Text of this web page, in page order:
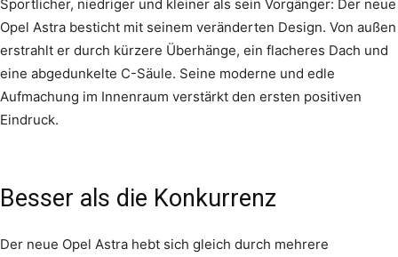
Sportlicher, niedriger und kleiner als sein Vorgänger: Der neue
Opel Astra besticht mit seinem veränderten Design. Von außen
erstrahlt er durch kürzere Überhänge, ein flacheres Dach und
eine abgedunkelte C-Säule. Seine moderne und edle
Aufmachung im Innenraum verstärkt den ersten positiven
Eindruck.
Besser als die Konkurrenz
Der neue Opel Astra hebt sich gleich durch mehrere